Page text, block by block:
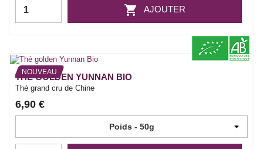
 AJOUTER
NOUVEAU
THÉ GOLDEN YUNNAN BIO
Thé grand cru de Chine
6,90 €